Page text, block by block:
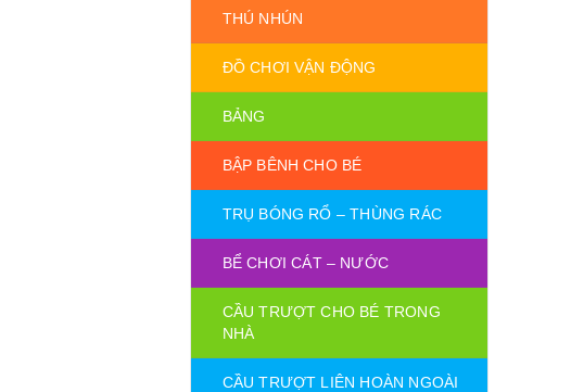
THÚ NHÚN
ĐỒ CHƠI VẬN ĐỘNG
BẢNG
BẬP BÊNH CHO BÉ
TRỤ BÓNG RỔ – THÙNG RÁC
BỂ CHƠI CÁT – NƯỚC
CẦU TRƯỢT CHO BÉ TRONG
NHÀ
CẦU TRƯỢT LIÊN HOÀN NGOÀI